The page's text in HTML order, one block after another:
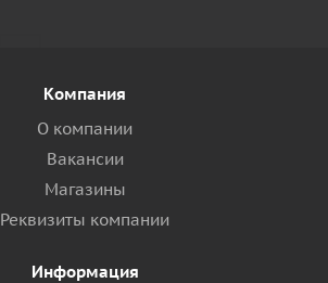
Компания
О компании
Вакансии
Магазины
Реквизиты компании
Информация